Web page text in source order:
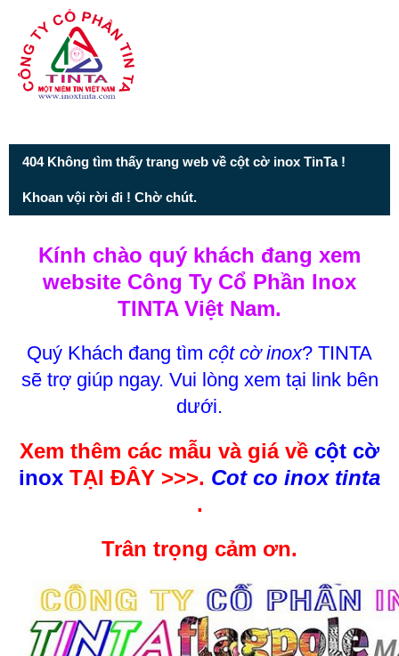
Từ mục này trở xuống là mã nguồn Zalo
404 Không tìm thấy trang web về cột cờ inox TinTa !
Khoan vội rời đi ! Chờ chút.
Kính chào quý khách đang xem
website Công Ty Cổ Phần Inox
TINTA Việt Nam.
Quý Khách đang tìm cột cờ inox? TINTA
sẽ trợ giúp ngay. Vui lòng xem tại link bên
dưới.
Xem thêm các mẫu và giá về cột cờ
inox TẠI ĐÂY >>>. Cot co inox tinta
.
Trân trọng cảm ơn.